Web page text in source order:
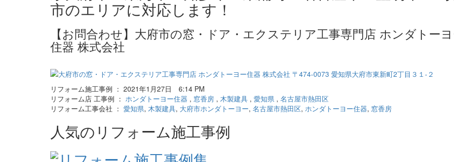
市のエリアに対応します！
【お問合わせ】大府市の窓・ドア・エクステリア工事専門店 ホンダトー
住器 株式会社
リフォーム施工事例 ： 2021年1月27日 6:14 PM
リフォーム店 工事例 ： ホンダトーヨー住器 , 窓香房 , 木製建具 , 愛知県 , 名古屋市熱田区
リフォーム工事会社 ： 愛知県, 木製建具, 大府市ホンダトーヨー, 名古屋市熱田区, ホンダトーヨー住器, 窓香房
人気のリフォーム施工事例